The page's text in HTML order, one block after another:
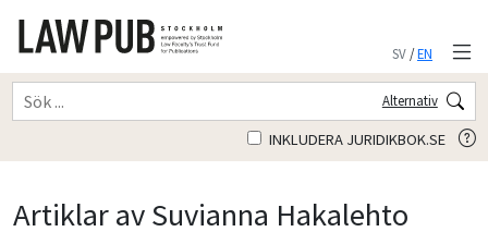
SV/EN
Alternativ
INKLUDERA JURIDIKBOK.SE
Artiklar av Suvianna Hakalehto